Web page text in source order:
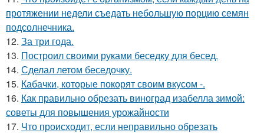
протяжении недели съедать небольшую порцию семян
подсолнечника.
12. За три года.
13. Построил своими руками беседку для бесед.
14. Сделал летом беседочку.
15. Кабачки, которые покорят своим вкусом -.
16. Как правильно обрезать виноград изабелла зимой:
советы для повышения урожайности
17. Что происходит, если неправильно обрезать